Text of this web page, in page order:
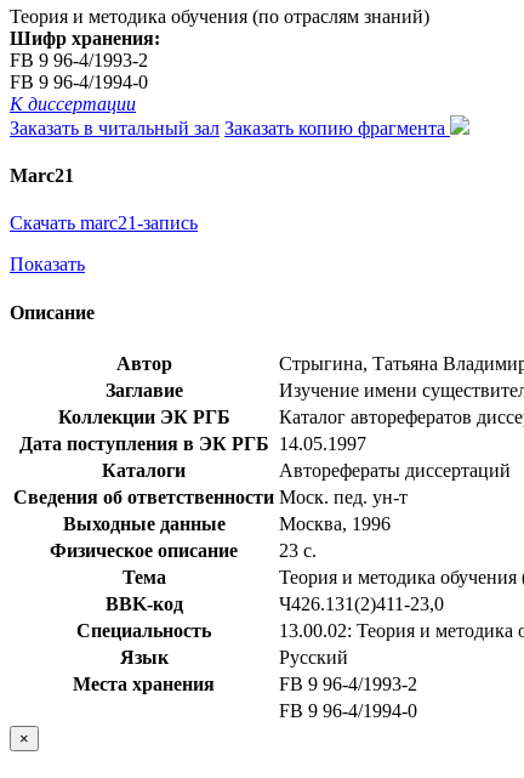
Теория и методика обучения (по отраслям знаний)
Шифр хранения:
FB 9 96-4/1993-2
FB 9 96-4/1994-0
К диссертации
Заказать в читальный зал Заказать копию фрагмента
Marc21
Скачать marc21-запись
Показать
Описание
Автор
Стрыгина, Татьяна
Заглавие
Изучение имени
Коллекции ЭК РГБ
Каталог авторефератов
Дата поступления в ЭК РГБ 14.05.1997
Каталоги
Авторефераты диссертаций
Сведения об ответственности Моск. пед. ун-т
Выходные данные
Москва, 1996
Физическое описание
23 с.
Тема
Теория и методика
BBK-код
Ч426.131(2)411-23,0
Специальность
13.00.02: Теория и методика
Язык
Русский
Места хранения
FB 9 96-4/1993-2
FB 9 96-4/1994-0
×